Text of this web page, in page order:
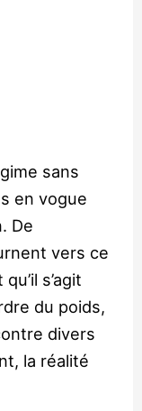
sans
en vogue
De
vers ce
s’agit
du poids,
divers
la réalité